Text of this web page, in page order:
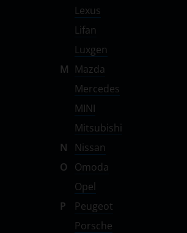
Lexus
Lifan
Luxgen
M Mazda
Mercedes
MINI
Mitsubishi
N
Nissan
O
Omoda
Opel
P
Peugeot
Porsche